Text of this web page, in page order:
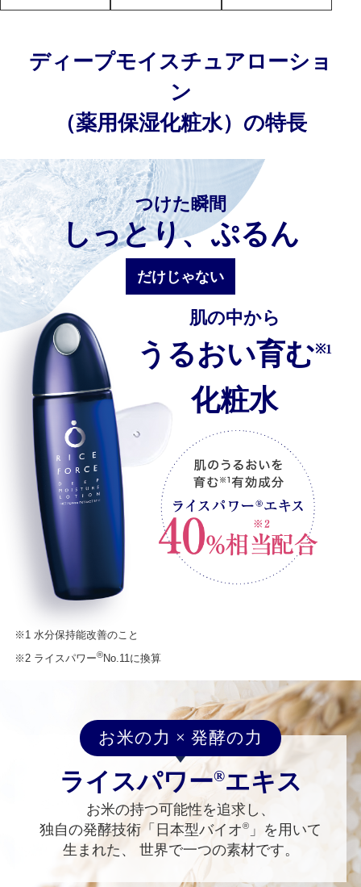
ディープモイスチュアローショ
ン
（薬用保湿化粧水）の特長
つけた瞬間
しっとり、ぷるん
だけじゃない
肌の中から
うるおい育む※1
化粧水
※1 水分保持能改善のこと
※2 ライスパワー®No.11に換算
お米の力 × 発酵の力
ライスパワー®︎エキス
お米の持つ可能性を追求し、
独自の発酵技術「日本型バイオ® 」を用いて
生まれた、
世界で一つの素材です。